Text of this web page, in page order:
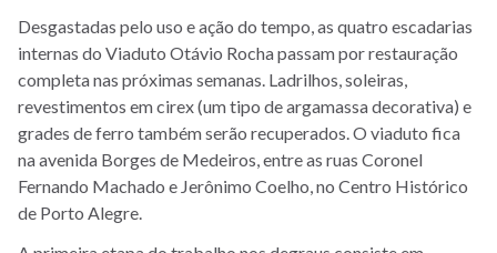
Desgastadas pelo uso e ação do tempo, as quatro escadarias
internas do Viaduto Otávio Rocha passam por restauração
completa nas próximas semanas. Ladrilhos, soleiras,
revestimentos em cirex (um tipo de argamassa decorativa) e
grades de ferro também serão recuperados. O viaduto fica
na avenida Borges de Medeiros, entre as ruas Coronel
Fernando Machado e Jerônimo Coelho, no Centro Histórico
de Porto Alegre.